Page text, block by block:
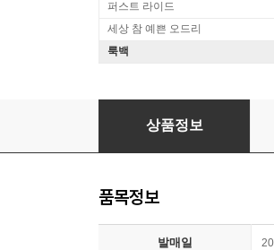
퍼스트 라이드
세상 참 예쁜 오드리
룩백
Horace Silver & The
상품정보
품목정보
발매일